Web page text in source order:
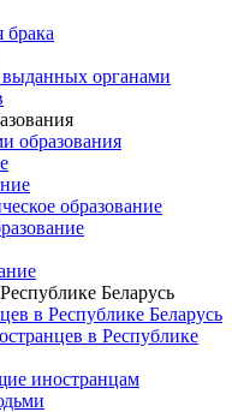
брака
органами
образования
образование
Беларусь
в Республике Беларусь
в Республике
иностранцам